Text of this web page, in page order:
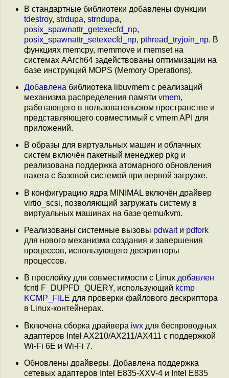
В стандартные библиотеки добавлены функции
tdestroy, strdupa, strndupa,
posix_spawnattr_getexecfd_np,
posix_spawnattr_setexecfd_np, pthread_tryjoin_np. В
функциях memcpy, memmove и memset на
системах AArch64 задействованы оптимизации на
базе инструкций MOPS (Memory Operations).
Добавлена библиотека libuvmem с реализаций
механизма распределения памяти vmem,
работающего в пользовательском пространстве и
представляющего совместимый с vmem API для
приложений.
В образы для виртуальных машин и облачных
систем включён пакетный менеджер pkg и
реализована поддержка атомарного обновления
пакета с базовой системой при первой загрузке.
В конфигурацию ядра MINIMAL включён драйвер
virtio_scsi, позволяющий загружать систему в
виртуальных машинах на базе qemu/kvm.
Реализованы системные вызовы pdwaitи pdfork
для нового механизма создания и завершения
процессов, использующего дескрипторы
процессов.
В прослойку для совместимости с Linux добавлен
fcntl F_DUPFD_QUERY, использующий kcmp
KCMP_FILE для проверки файлового дескриптора
в Linux-контейнерах.
Включена сборка драйвера iwx для беспроводных
адаптеров Intel AX210/AX211/AX411 с поддержкой
Wi-Fi 6E и Wi-Fi 7.
Обновлены драйверы. Добавлена поддержка
сетевых адаптеров Intel E835-XXV-4 и Intel E835